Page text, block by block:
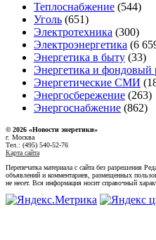
Теплоснабжение (544)
Уголь (651)
Электротехника (300)
Электроэнергетика (6
Энергетика в быту (33)
Энергетика и фондовый
Энергетические СМИ
Энергосбережение (263)
Энергоснабжение (862)
© 2026 «Новости энеретики»
г. Москва
Тел.: (495) 540-52-76
Карта сайта
Перепечатка материала с сайта без разрешения
объявлений и комментариев, размещенных
не несет. Вся информация носит справочный